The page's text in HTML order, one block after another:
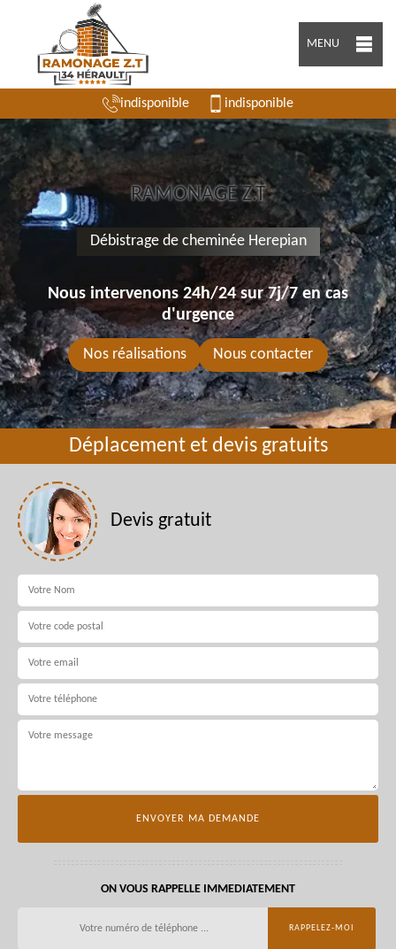
MENU
indisponible indisponible
RAMONAGE Z.T
Débistrage de cheminée Herepian
Nous intervenons 24h/24 sur 7j/7 en cas
d'urgence
Nos réalisations Nous contacter
Déplacement et devis gratuits
Devis gratuit
ON VOUS RAPPELLE IMMEDIATEMENT